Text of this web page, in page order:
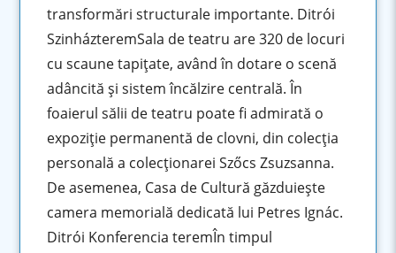
transformări structurale importante. Ditrói
SzinházteremSala de teatru are 320 de locuri
cu scaune tapiţate, având în dotare o scenă
adâncită şi sistem încălzire centrală. În
foaierul sălii de teatru poate fi admirată o
expoziție permanentă de clovni, din colecţia
personală a colecţionarei Szőcs Zsuzsanna.
De asemenea, Casa de Cultură găzduieşte
camera memorială dedicată lui Petres Ignác.
Ditrói Konferencia teremÎn timpul